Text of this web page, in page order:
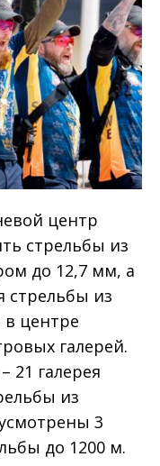
центр
стрельбы из
до 12,7 мм, а
стрельбы из
в центре
галерей.
21 галерея
из
3
до 1200 м.